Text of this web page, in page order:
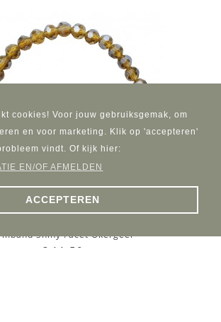
cookies! Voor jouw gebruiksgemak, om
en voor marketing. Klik op 'accepteren'
vindt. Of kijk hier:
EN/OF AFMELDEN
ACCEPTEREN
Shiny Facet Okergeel
€ 11,50